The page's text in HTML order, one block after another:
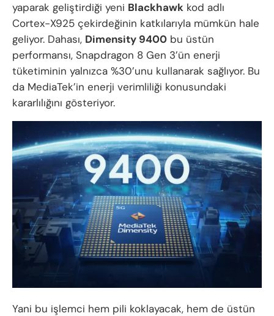
yaparak geliştirdiği yeni Blackhawk kod adlı
Cortex-X925 çekirdeğinin katkılarıyla mümkün hale
geliyor. Dahası, Dimensity 9400 bu üstün
performansı, Snapdragon 8 Gen 3’ün enerji
tüketiminin yalnızca %30’unu kullanarak sağlıyor. Bu
da MediaTek’in enerji verimliliği konusundaki
kararlılığını gösteriyor.
Yani bu işlemci hem pili koklayacak, hem de üstün